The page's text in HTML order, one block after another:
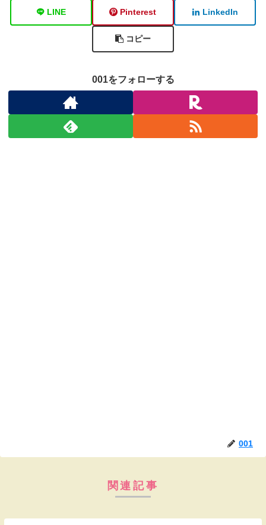
LINE Pinterest LinkedIn
コピー
001をフォローする
001
関連記事